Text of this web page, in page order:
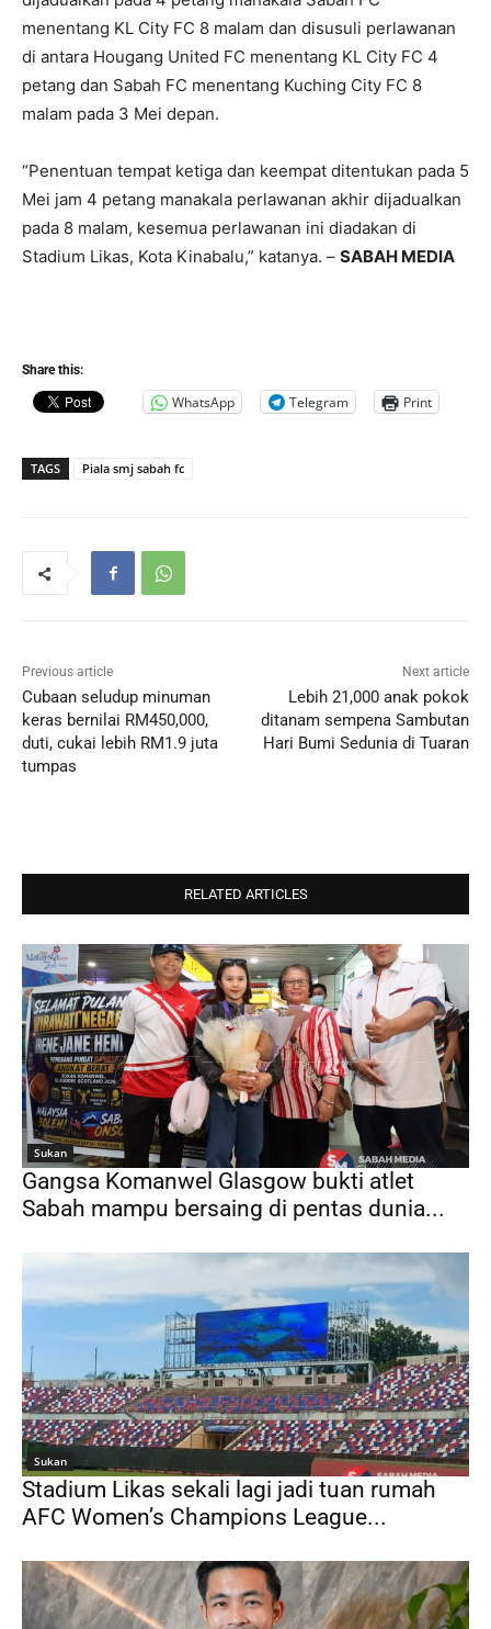
menentang KL City FC 8 malam dan disusuli perlawanan
di antara Hougang United FC menentang KL City FC 4
petang dan Sabah FC menentang Kuching City FC 8
malam pada 3 Mei depan.
“Penentuan tempat ketiga dan keempat ditentukan pada 5
Mei jam 4 petang manakala perlawanan akhir dijadualkan
pada 8 malam, kesemua perlawanan ini diadakan di
Stadium Likas, Kota Kinabalu,” katanya. – SABAH MEDIA
Share this:
WhatsApp Telegram Print
TAGS Piala smj sabah fc
Previous article
Cubaan seludup minuman
keras bernilai RM450,000,
duti, cukai lebih RM1.9 juta
tumpas
Next article
Lebih 21,000 anak pokok
ditanam sempena Sambutan
Hari Bumi Sedunia di Tuaran
RELATED ARTICLES
Sukan
Gangsa Komanwel Glasgow bukti atlet
Sabah mampu bersaing di pentas dunia...
Sukan
Stadium Likas sekali lagi jadi tuan rumah
AFC Women’s Champions League...